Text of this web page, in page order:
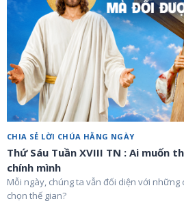
CHIA SẺ LỜI CHÚA HẰNG NGÀY
Thứ Sáu Tuần XVIII TN : Ai muốn
chính mình
Mỗi ngày, chúng ta vẫn đối diện với
chọn thế gian?